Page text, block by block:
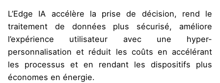
L’Edge IA accélère la prise de décision, rend le
traitement de données plus sécurisé, améliore
l’expérience utilisateur avec une hyper-
personnalisation et réduit les coûts en accélérant
les processus et en rendant les dispositifs plus
économes en énergie.